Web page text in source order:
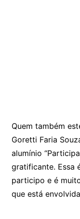
Quem também
Goretti Faria
alumínio
gratificante. Essa
participo e é
que está